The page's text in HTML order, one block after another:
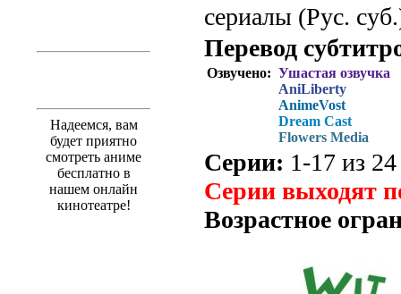
Надеемся, вам
будет приятно
смотреть аниме
бесплатно в
нашем онлайн
кинотеатре!
сериалы (Рус.
Перевод
Озвучено: Ушастая озвучка
AniLiberty
AnimeVost
Dream Cast
Flowers Media
Серии: 1-17 из
Серии выходят
Возрастное